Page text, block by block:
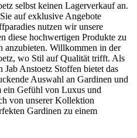
selbst keinen Lagerverkauf an.
auf exklusive Angebote
nutzen wir unsere
diese hochwertigen Produkte zu
anzubieten. Willkommen in der
wo Stil auf Qualität trifft. Als
Anstoetz Stoffen bietet das
Auswahl an Gardinen und
ein Gefühl von Luxus und
von unserer Kollektion
Gardinen zu einem